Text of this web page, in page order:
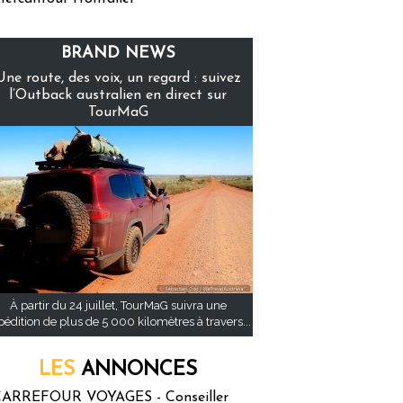
BRAND NEWS
route, des voix, un regard : suivez
l’Outback australien en direct sur
TourMaG
À partir du 24 juillet, TourMaG suivra une
de plus de 5 000 kilomètres à travers...
LES ANNONCES
VOYAGES - Conseiller